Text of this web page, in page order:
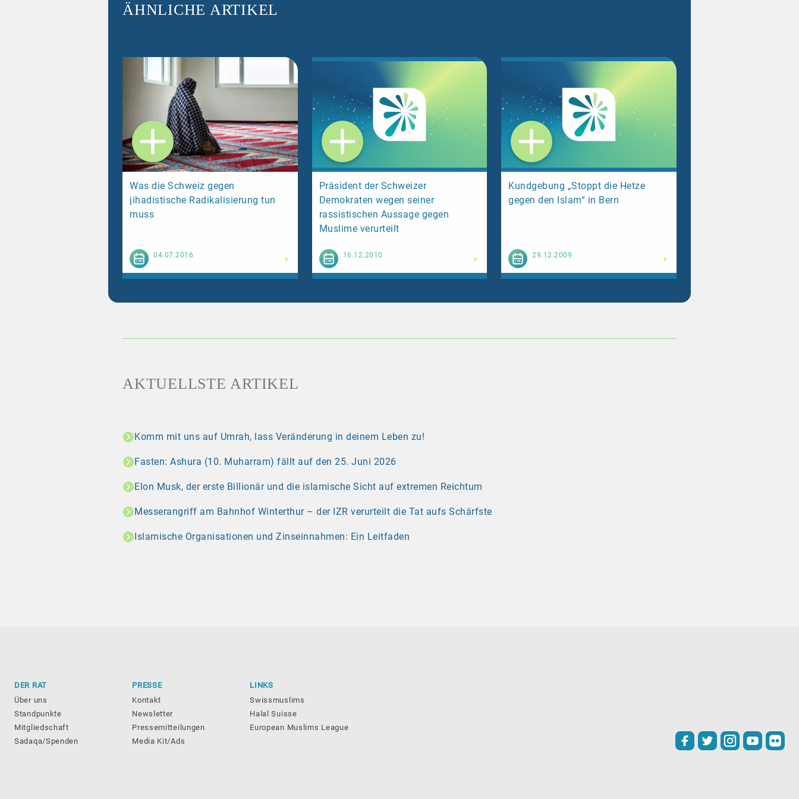
ÄHNLICHE ARTIKEL
Was die Schweiz gegen
jihadistische Radikalisierung tun
muss
04.07.2016
Präsident der Schweizer
Demokraten wegen seiner
rassistischen Aussage gegen
Muslime verurteilt
16.12.2010
Kundgebung „Stoppt die Hetze
gegen den Islam“ in Bern
29.12.2009
AKTUELLSTE ARTIKEL
Komm mit uns auf Umrah, lass Veränderung in deinem Leben zu!
Fasten: Ashura (10. Muharram) fällt auf den 25. Juni 2026
Elon Musk, der erste Billionär und die islamische Sicht auf extremen Reichtum
Messerangriff am Bahnhof Winterthur – der IZR verurteilt die Tat aufs Schärfste
Islamische Organisationen und Zinseinnahmen: Ein Leitfaden
DER RAT
Über uns
Standpunkte
Mitgliedschaft
Sadaqa/Spenden
PRESSE
Kontakt
Newsletter
Pressemitteilungen
Media Kit/Ads
LINKS
Swissmuslims
Halal Suisse
European Muslims League